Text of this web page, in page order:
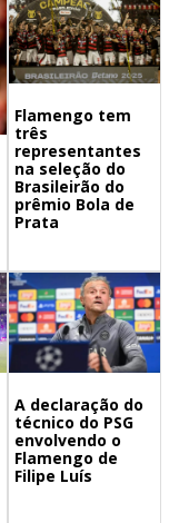
Flamengo tem
três
representantes
na seleção do
Brasileirão do
prêmio Bola de
Prata
A declaração do
técnico do PSG
envolvendo o
Flamengo de
Filipe Luís